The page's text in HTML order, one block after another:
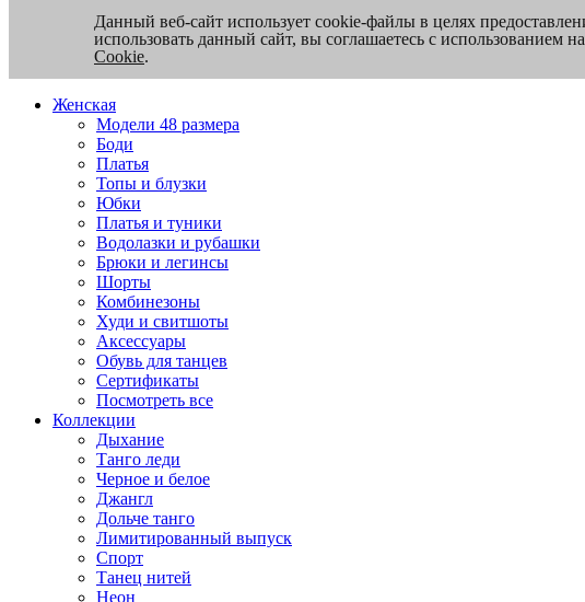
Женская
Модели 48 размера
Боди
Платья
Топы и блузки
Юбки
Платья и туники
Водолазки и рубашки
Брюки и легинсы
Шорты
Комбинезоны
Худи и свитшоты
Аксессуары
Обувь для танцев
Сертификаты
Посмотреть все
Коллекции
Дыхание
Танго леди
Черное и белое
Джангл
Дольче танго
Лимитированный выпуск
Спорт
Танец нитей
Неон
Данный веб-сайт использует cookie-файлы в целях
использовать данный сайт, вы соглашаетесь с
Cookie.